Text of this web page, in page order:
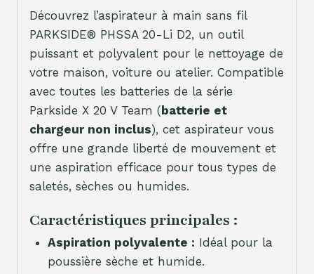
Découvrez l’aspirateur à main sans fil
PARKSIDE® PHSSA 20-Li D2, un outil
puissant et polyvalent pour le nettoyage de
votre maison, voiture ou atelier. Compatible
avec toutes les batteries de la série
Parkside X 20 V Team (batterie et
chargeur non inclus), cet aspirateur vous
offre une grande liberté de mouvement et
une aspiration efficace pour tous types de
saletés, sèches ou humides.
Caractéristiques principales :
Aspiration polyvalente : Idéal pour la
poussière sèche et humide.